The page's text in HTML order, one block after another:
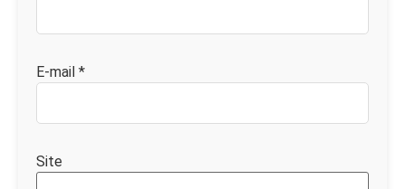
E-mail *
Site